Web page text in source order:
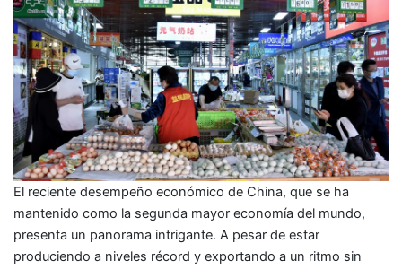
El reciente desempeño económico de China, que se ha
mantenido como la segunda mayor economía del mundo,
presenta un panorama intrigante. A pesar de estar
produciendo a niveles récord y exportando a un ritmo sin